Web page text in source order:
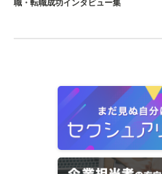
職・転職成功インタビュー集